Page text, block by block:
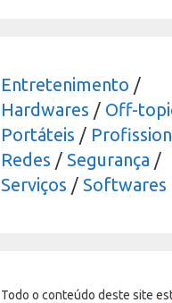
Entretenimento /
Hardwares / Off-
Portáteis /
Redes / Segurança /
Serviços / Softwares
Todo o conteúdo deste site